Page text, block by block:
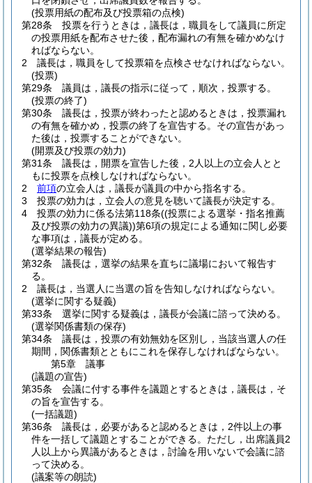
(投票用紙の配布及び投票箱の点検)
第28条
投票を行うときは，議長は，職員をして議員に所定
の投票用紙を配布させた後，配布漏れの有無を確かめなけ
ればならない。
2
議長は，職員をして投票箱を点検させなければならない。
(投票)
第29条
議員は，議長の指示に従って，順次，投票する。
(投票の終了)
第30条
議長は，投票が終わったと認めるときは，投票漏れ
の有無を確かめ，投票の終了を宣告する。 その宣告があっ
た後は，投票することができない。
(開票及び投票の効力)
第31条
議長は，開票を宣告した後，2人以上の立会人とと
もに投票を点検しなければならない。
2
前項の立会人は，議長が議員の中から指名する。
3
投票の効力は，立会人の意見を聴いて議長が決定する。
4
投票の効力に係る法第118条((投票による選挙・指名推薦
及び投票の効力の異議))第6項の規定による通知に関し必要
な事項は，議長が定める。
(選挙結果の報告)
第32条
議長は，選挙の結果を直ちに議場において報告す
る。
2
議長は，当選人に当選の旨を告知しなければならない。
(選挙に関する疑義)
第33条
選挙に関する疑義は，議長が会議に諮って決める。
(選挙関係書類の保存)
第34条
議長は，投票の有効無効を区別し，当該当選人の任
期間，関係書類とともにこれを保存しなければならない。
第5章
議事
(議題の宣告)
第35条
会議に付する事件を議題とするときは，議長は，そ
の旨を宣告する。
(一括議題)
第36条
議長は，必要があると認めるときは，2件以上の事
件を一括して議題とすることができる。 ただし，出席議員2
人以上から異議があるときは，討論を用いないで会議に諮
って決める。
(議案等の朗読)